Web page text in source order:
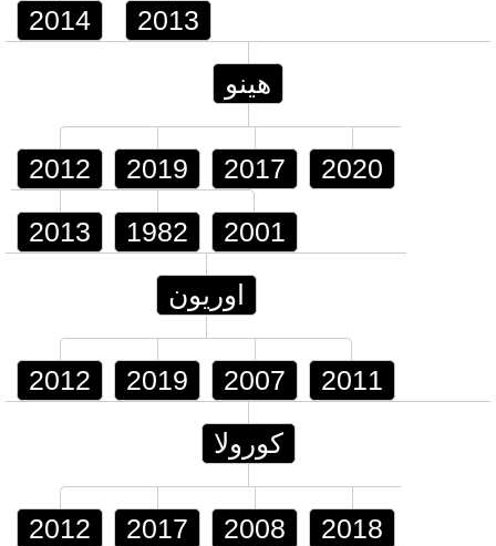
2014 2013
هينو
2012 2019 2017 2020
2013 1982 2001
اوريون
2012 2019 2007 2011
كورولا
2012 2017 2008 2018